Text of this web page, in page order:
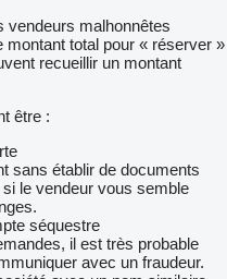
vendeurs malhonnêtes
total pour « réserver »
recueillir un montant
être :
sans établir de documents
le vendeur vous semble
séquestre
il est très probable
avec un fraudeur.